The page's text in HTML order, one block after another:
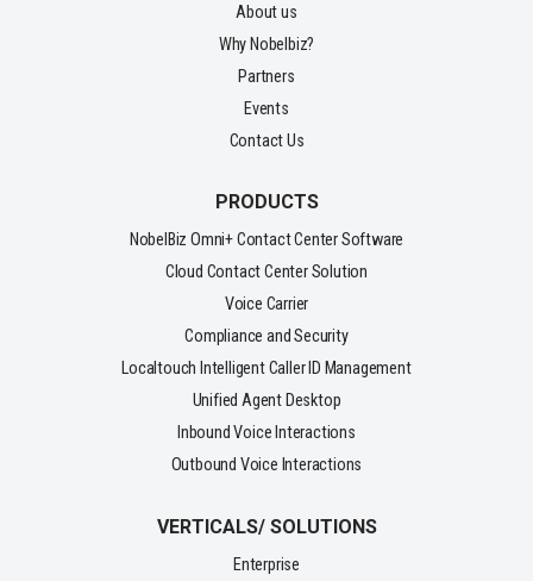
About us
Why Nobelbiz?
Partners
Events
Contact Us
PRODUCTS
NobelBiz Omni+ Contact Center Software
Cloud Contact Center Solution
Voice Carrier
Compliance and Security
Localtouch Intelligent Caller ID Management
Unified Agent Desktop
Inbound Voice Interactions
Outbound Voice Interactions
VERTICALS/ SOLUTIONS
Enterprise